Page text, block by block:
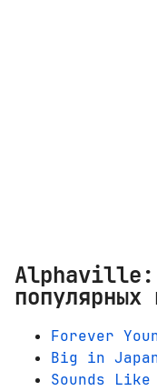
Alphaville:
популярных
Forever
Big in
Sounds Like